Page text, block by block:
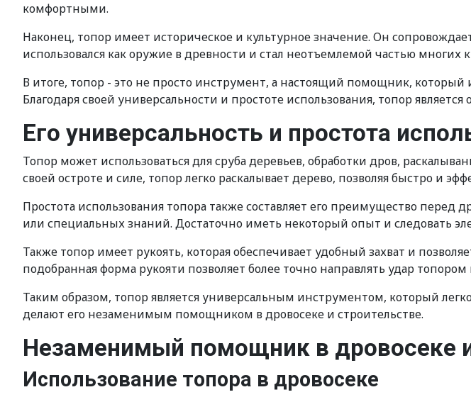
комфортными.
Наконец, топор имеет историческое и культурное значение. Он
использовался как оружие в древности и стал неотъемлемой частью многих
В итоге, топор - это не просто инструмент, а настоящий помощник,
Благодаря своей универсальности и простоте использования, топор
Его универсальность и простота
Топор может использоваться для сруба деревьев, обработки дров,
своей остроте и силе, топор легко раскалывает дерево, позволяя быстро и
Простота использования топора также составляет его преимущество
или специальных знаний. Достаточно иметь некоторый опыт и следовать
Также топор имеет рукоять, которая обеспечивает удобный захват и
подобранная форма рукояти позволяет более точно направлять удар
Таким образом, топор является универсальным инструментом, который
делают его незаменимым помощником в дровосеке и строительстве.
Незаменимый помощник в дровосеке
Использование топора в дровосеке